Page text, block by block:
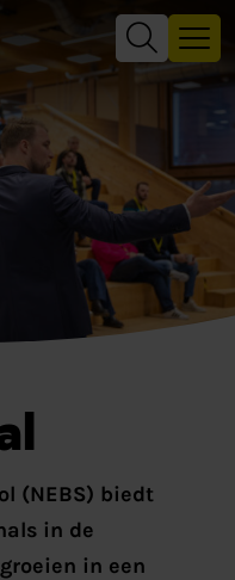
(NEBS) biedt
in de
in een